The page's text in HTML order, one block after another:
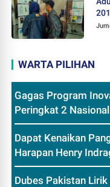
WARTA PILIHAN
Gagas Program
Peringkat 2
Dapat Kenaikan
Harapan Henry
Dubes Pakistan